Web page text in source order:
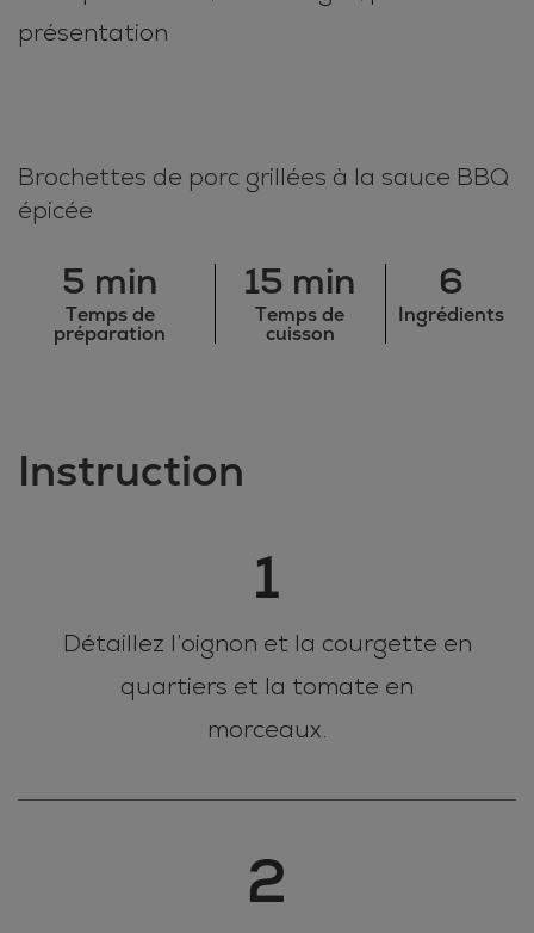
présentation
Brochettes de porc grillées à la sauce BBQ
épicée
5 min
Temps de
préparation
15 min
Temps de
cuisson
6
Ingrédients
Instruction
1
Détaillez l’oignon et la courgette en
quartiers et la tomate en
morceaux.
2